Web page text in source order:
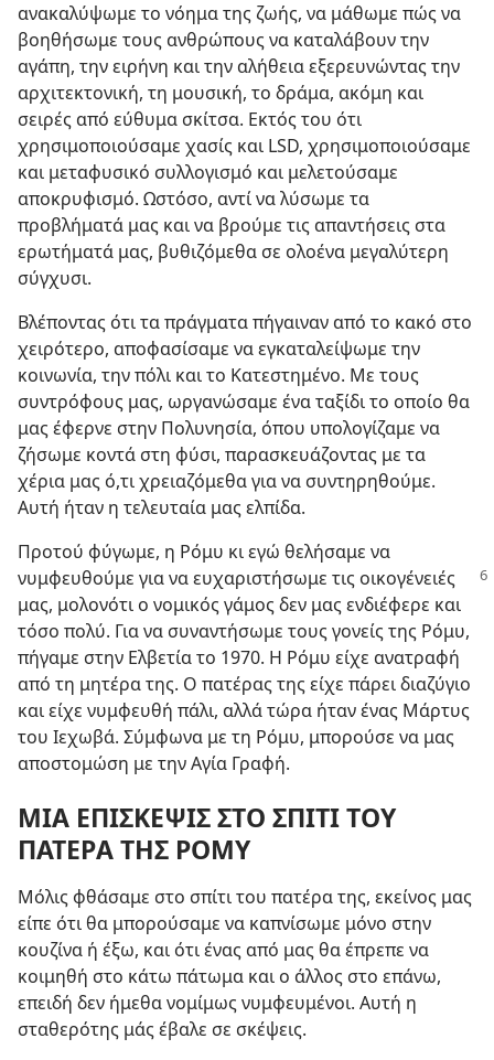
ανακαλύψωμε το νόημα της ζωής, να μάθωμε πώς να
βοηθήσωμε τους ανθρώπους να καταλάβουν την
αγάπη, την ειρήνη και την αλήθεια εξερευνώντας την
αρχιτεκτονική, τη μουσική, το δράμα, ακόμη και
σειρές από εύθυμα σκίτσα. Εκτός του ότι
χρησιμοποιούσαμε χασίς και LSD, χρησιμοποιούσαμε
και μεταφυσικό συλλογισμό και μελετούσαμε
αποκρυφισμό. Ωστόσο, αντί να λύσωμε τα
προβλήματά μας και να βρούμε τις απαντήσεις στα
ερωτήματά μας, βυθιζόμεθα σε ολοένα μεγαλύτερη
σύγχυσι.
Βλέποντας ότι τα πράγματα πήγαιναν από το κακό στο
χειρότερο, αποφασίσαμε να εγκαταλείψωμε την
κοινωνία, την πόλι και το Κατεστημένο. Με τους
συντρόφους μας, ωργανώσαμε ένα ταξίδι το οποίο θα
μας έφερνε στην Πολυνησία, όπου υπολογίζαμε να
ζήσωμε κοντά στη φύσι, παρασκευάζοντας με τα
χέρια μας ό,τι χρειαζόμεθα για να συντηρηθούμε.
Αυτή ήταν η τελευταία μας ελπίδα.
Προτού φύγωμε, η Ρόμυ κι εγώ θελήσαμε να
νυμφευθούμε για να ευχαριστήσωμε τις οικογένειές
μας, μολονότι ο νομικός γάμος δεν μας ενδιέφερε και
τόσο πολύ. Για να συναντήσωμε τους γονείς της Ρόμυ,
πήγαμε στην Ελβετία το 1970. Η Ρόμυ είχε ανατραφή
από τη μητέρα της. Ο πατέρας της είχε πάρει διαζύγιο
και είχε νυμφευθή πάλι, αλλά τώρα ήταν ένας Μάρτυς
του Ιεχωβά. Σύμφωνα με τη Ρόμυ, μπορούσε να μας
αποστομώση με την Αγία Γραφή.
ΜΙΑ ΕΠΙΣΚΕΨΙΣ ΣΤΟ ΣΠΙΤΙ ΤΟΥ
ΠΑΤΕΡΑ ΤΗΣ ΡΟΜΥ
Μόλις φθάσαμε στο σπίτι του πατέρα της, εκείνος μας
είπε ότι θα μπορούσαμε να καπνίσωμε μόνο στην
κουζίνα ή έξω, και ότι ένας από μας θα έπρεπε να
κοιμηθή στο κάτω πάτωμα και ο άλλος στο επάνω,
επειδή δεν ήμεθα νομίμως νυμφευμένοι. Αυτή η
σταθερότης μάς έβαλε σε σκέψεις.